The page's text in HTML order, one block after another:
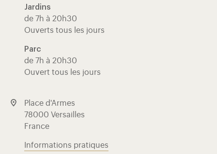
Jardins
de 7h à 20h30
Ouverts tous les jours
Parc
de 7h à 20h30
Ouvert tous les jours
Place d'Armes
78000 Versailles
France
Informations pratiques